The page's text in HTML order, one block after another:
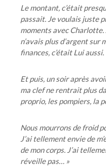
Le montant, c’était
passait. Je voulais juste
moments avec Charlotte.
n’avais plus d’argent sur
finances, c’était Lui aussi.
Et puis, un soir après
ma clef ne rentrait plus
proprio, les pompiers, la
Nous mourrons de froid
J’ai tellement envie de
de mon corps. J’ai
réveille pas… »